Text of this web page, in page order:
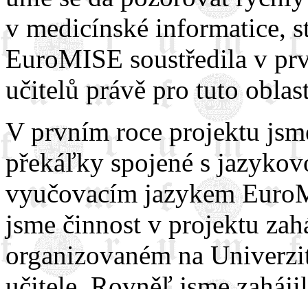
v medicínské informatice,
EuroMISE soustředila v
učitelů právě pro tuto
V prvním roce projektu
překáľky spojené s
vyučovacím jazykem
jsme činnost v projektu
organizovaném na